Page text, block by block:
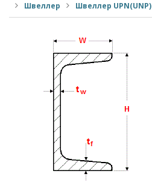
Швеллер
Швеллер UPN(UNP)